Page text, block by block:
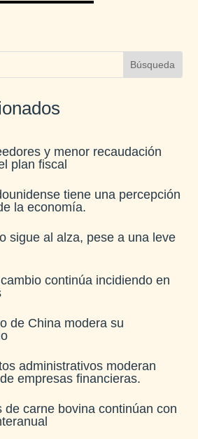
y menor recaudación
plan fiscal​
tiene una percepción
la economía​.
sigue al alza, pese a una leve
continúa incidiendo en
de China modera su
administrativos moderan
empresas financieras​.
de carne bovina continúan con